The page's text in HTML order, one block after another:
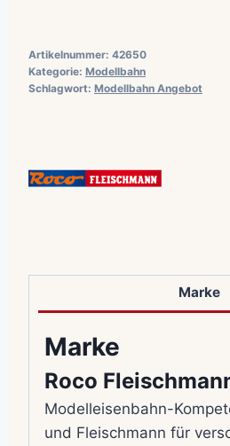
Artikelnummer: 42650
Kategorie: Modellbahn
Schlagwort: Modellbahn Angebot
Marke
Marke
Roco
Modelleisenbahn-
und Fleischmann für